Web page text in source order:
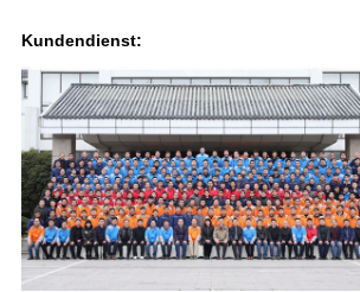
Kundendienst: